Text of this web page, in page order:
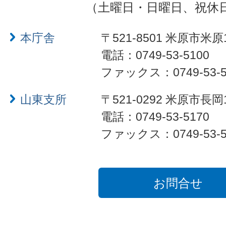
（土曜日・日曜日、祝
本庁舎
〒521-8501 米原市米
電話：0749-53-5100
ファックス：0749-53-
山東支所
〒521-0292 米原市長
電話：0749-53-5170
ファックス：0749-53-
お問合せ